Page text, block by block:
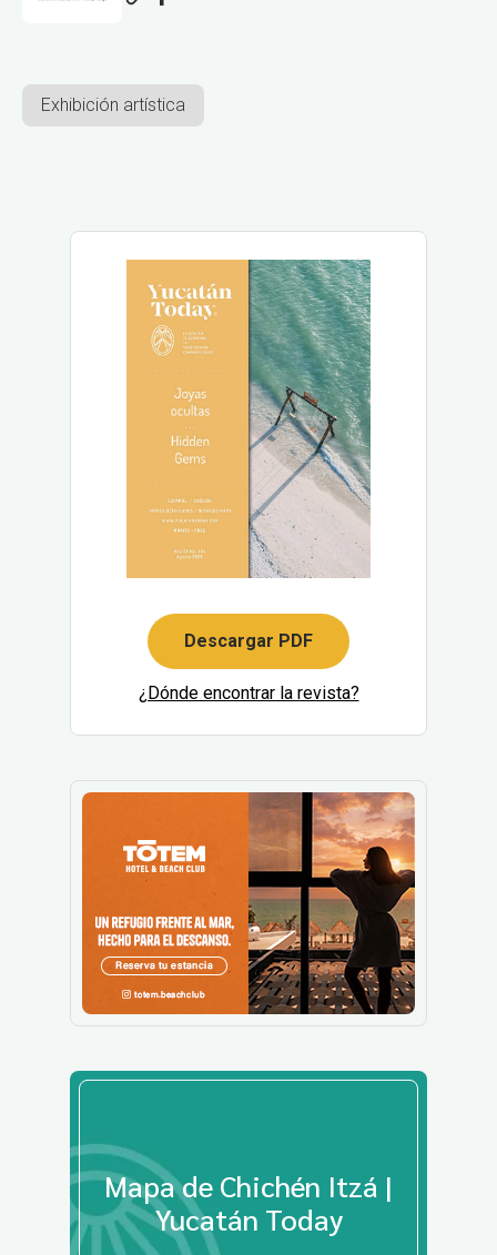
Exhibición artística
Descargar PDF
¿Dónde encontrar la revista?
Mapa de Chichén Itzá |
Yucatán Today